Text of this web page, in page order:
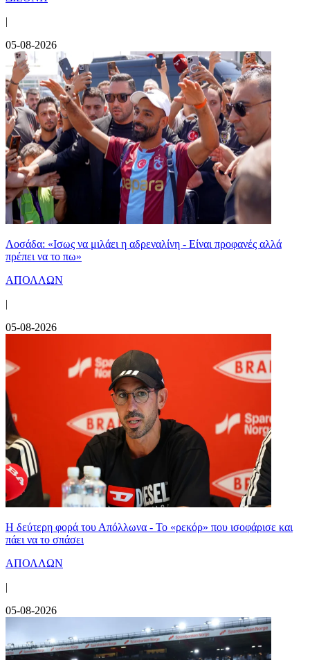
|
05-08-2026
Λοσάδα: «Ισως να μιλάει η αδρεναλίνη - Είναι προφανές αλλά
πρέπει να το πω»
ΑΠΟΛΛΩΝ
|
05-08-2026
Η δεύτερη φορά του Απόλλωνα - Το «ρεκόρ» που ισοφάρισε και
πάει να το σπάσει
ΑΠΟΛΛΩΝ
|
05-08-2026